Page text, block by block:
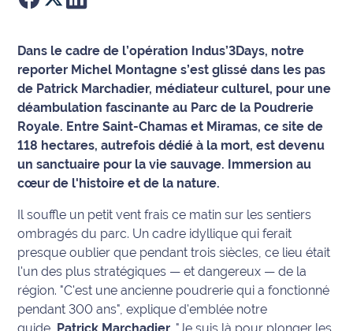
Éducation
Emploi
Environnement
Info
route
Justice
Météo
Politique
Santé
Dans le cadre de l’opération Indus’3Days, notre
reporter Michel Montagne s’est glissé dans les pas
de Patrick Marchadier, médiateur culturel, pour une
déambulation fascinante au Parc de la Poudrerie
Royale. Entre Saint-Chamas et Miramas, ce site de
118 hectares, autrefois dédié à la mort, est devenu
un sanctuaire pour la vie sauvage. Immersion au
cœur de l'histoire et de la nature.
Il souffle un petit vent frais ce matin sur les sentiers
ombragés du parc. Un cadre idyllique qui ferait
presque oublier que pendant trois siècles, ce lieu était
l'un des plus stratégiques — et dangereux — de la
région. "C'est une ancienne poudrerie qui a fonctionné
pendant 300 ans" , explique d'emblée notre
guide, Patrick Marchadier. "Je suis là pour plonger les